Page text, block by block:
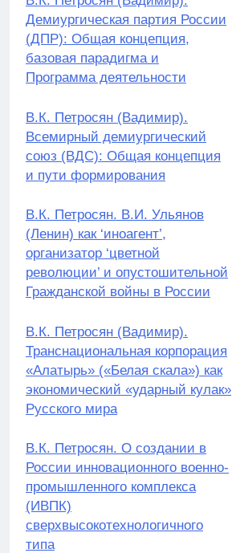
Демиургическая партия России
(ДПР): Общая концепция,
базовая парадигма и
Программа деятельности
В.К. Петросян (Вадимир).
Всемирный демиургический
союз (ВДС): Общая концепция
и пути формирования
В.К. Петросян. В.И. Ульянов
(Ленин) как ‘иноагент’,
организатор ‘цветной
революции’ и опустошительной
Гражданской войны в России
В.К. Петросян (Вадимир).
Транснациональная корпорация
«Алатырь» («Белая скала») как
экономический «ударный кулак»
Русского мира
В.К. Петросян. О создании в
России инновационного военно-
промышленного комплекса
(ИВПК)
сверхвысокотехнологичного
типа